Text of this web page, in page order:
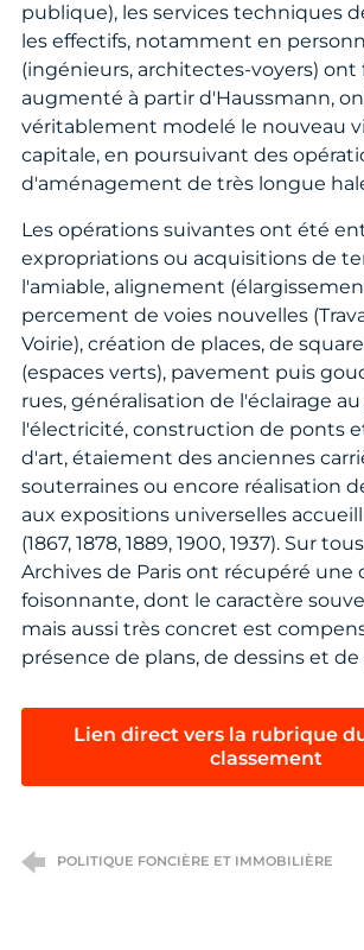
publique), les services techniques
les effectifs, notamment en
(ingénieurs, architectes-voyers)
augmenté à partir d'Haussmann,
véritablement modelé le nouveau
capitale, en poursuivant des
d'aménagement de très longue
Les opérations suivantes ont été
expropriations ou acquisitions de
l'amiable, alignement
percement de voies nouvelles
Voirie), création de places, de
(espaces verts), pavement puis
rues, généralisation de l'éclairage au
l'électricité, construction de ponts
d'art, étaiement des anciennes
souterraines ou encore réalisation
aux expositions universelles
(1867, 1878, 1889, 1900, 1937). Sur
Archives de Paris ont récupéré
foisonnante, dont le caractère
mais aussi très concret est
présence de plans, de dessins et
Lien direct vers la rubrique
classement
POLITIQUE FONCIÈRE ET IMMOBILIÈRE